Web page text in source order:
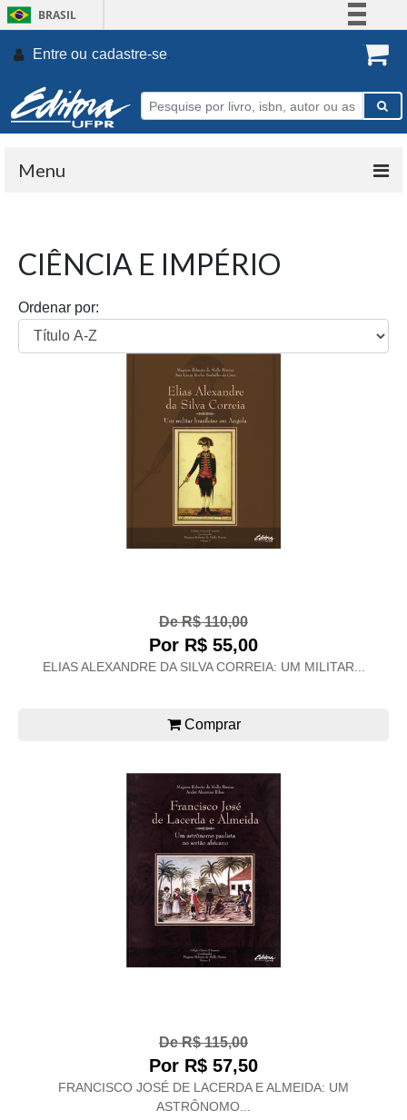
BRASIL
Participe
Entre ou cadastre-se.
Menu
CIÊNCIA E IMPÉRIO
Ordenar por:
De R$ 110,00
Por R$ 55,00
ELIAS ALEXANDRE DA SILVA CORREIA: UM MILITAR...
Comprar
De R$ 115,00
Por R$ 57,50
FRANCISCO JOSÉ DE LACERDA E ALMEIDA: UM
ASTRÔNOMO...